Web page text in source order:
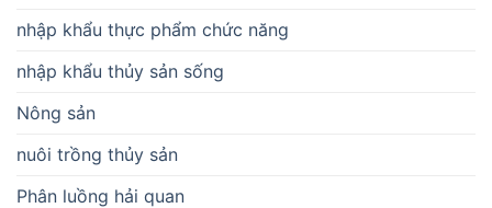
nhập khẩu thực phẩm chức năng
nhập khẩu thủy sản sống
Nông sản
nuôi trồng thủy sản
Phân luồng hải quan